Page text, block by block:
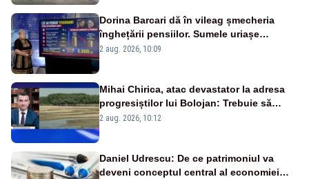
Dorina Barcari dă în vileag șmecheria
înghețării pensiilor. Sumele uriașe
pierdute de fiecare român
2 aug. 2026, 10:09
Mihai Chirica, atac devastator la adresa
progresiștilor lui Bolojan: Trebuie să
protejăm și natura, dar nu șținem omaneii
2 aug. 2026, 10:12
Daniel Udrescu: De ce patrimoniul va
deveni conceptul central al economiei